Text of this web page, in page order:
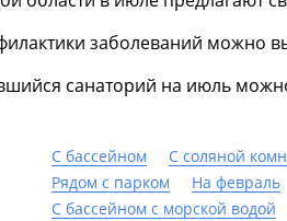
заболеваний можно
санаторий на июль
C бассейном С соляной
Рядом с парком
На февраль
С бассейном с морской водой